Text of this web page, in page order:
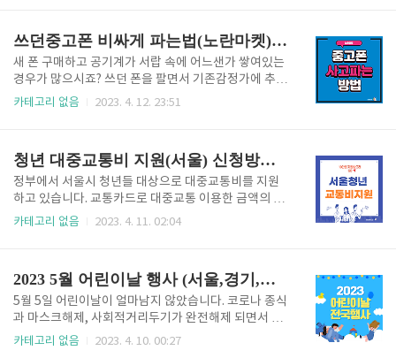
해 LG전자 홈페이지를 접속해..
다. 이마트휴무일 4월.5월달력 달력을 통해서 현재 날
짜를 확인해 보시고, 이마트휴무일은 언제인지 확인해
보도록 하겠습니다. 4월 달력이미지만 보여드렸는데요.
5월에 행사가 많잖아요? 5월의 이마트휴무일도 확인원
하시면 , 5월 "달력 바로가기"를 통해서 확인해 보시면
마트휴무일 4월과 5월달 전국지점..
쓰던중고폰 비싸게 파는법(노란마켓) 아이폰포함 추가보상15만원
새 폰 구매하고 공기계가 서랍 속에 어느샌가 쌓여있는
경우가 많으시죠? 쓰던 폰을 팔면서 기존감정가에 추가
보상을 최대15만원까지 더 받을 수 있는 방법이 있어서
아니라 아이패드 태블릿 PC, 웨어러블 등을 모두 사거
나 팔 수 있는 중고매매사이트입니다. 노란 마켓은 사고
파는 게 모두 가능하며 아이폰수리, 내 폰교환, 알뜰/선
불 요금제 등 다양한 서비스를 이용할수있습니다. 이 글
을 읽는데 1분의 시간투자로 중고폰 최고가 매입과 추
글을 통해서 확..
카테고리 없음 2023. 4. 12. 23:51
청년 대중교통비 지원(서울) 신청방법 및 지원대상
정부에서 서울시 청년들 대상으로 대중교통비를 지원
하고 있습니다. 교통카드로 대중교통 이용한 금액의 2
0%까지 연간 최대 10만 원을 지원해 주기 때문에, 여
중교통비 신청방법 지원 서울시 하는 청년 대중교통비
지원사업은 만 19세 ~24세 청년들의 고정 지출비를 줄
여 경제적으로 부담이 완화될 수 있도록 연간 10만 원
한도의 교통마일리지를 지급하는 사업입니다. 1. 신청
기간 ◈ 2023.3.28(화) 10시 ~ 2023.5.31(수) 17시까
카테고리 없음 2023. 4. 11. 02:04
2023 5월 어린이날 행사 (서울,경기,부산,아산)
5월 5일 어린이날이 얼마남지 않았습니다. 코로나 종식
과 마스크해제, 사회적거리두기가 완전해제 되면서 다
양한 행사가 열리고 있습니다. 2023년 어린이날 전국
카테고리 없음 2023. 4. 10. 00:27